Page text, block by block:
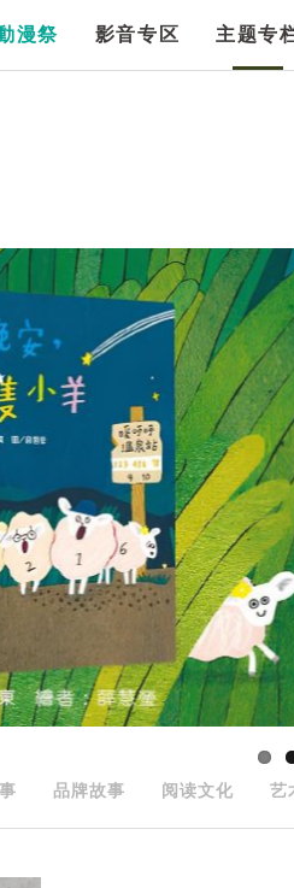
漫祭 影音专区 主题专
品牌故事 阅读文化 艺